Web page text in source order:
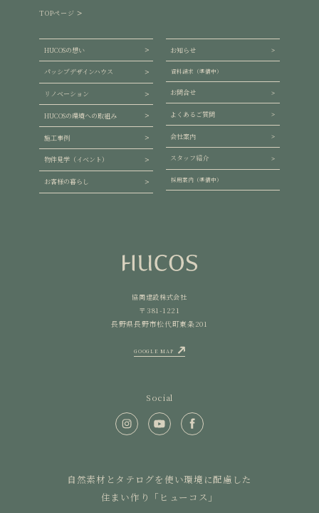
協同建設株式会社
〒381-1221
長野県長野市松代町東条201
GOOGLE MAP
Social
TOPページ
HUCOSの想い
パッシブデザインハウス
リノベーション
HUCOSの環境への取組み
施工事例
物件見学（イベント）
お客様の暮らし
お知らせ
資料請求（準備中）
お問合せ
よくあるご質問
会社案内
スタッフ紹介
採用案内（準備中）
自然素材とタテログを使い環境に配慮した
住まい作り「ヒューコス」